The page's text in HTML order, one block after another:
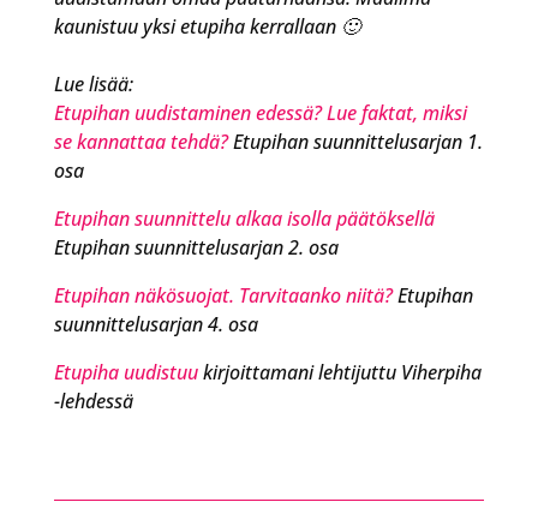
kaunistuu yksi etupiha kerrallaan 🙂
Lue lisää:
Etupihan uudistaminen edessä? Lue faktat, miksi
se kannattaa tehdä?Etupihan suunnittelusarjan 1.
osa
Etupihan suunnittelu alkaa isolla päätöksellä
Etupihan suunnittelusarjan 2. osa
Etupihan näkösuojat. Tarvitaanko niitä?Etupihan
suunnittelusarjan 4. osa
Etupiha uudistuukirjoittamani lehtijuttu Viherpiha
-lehdessä